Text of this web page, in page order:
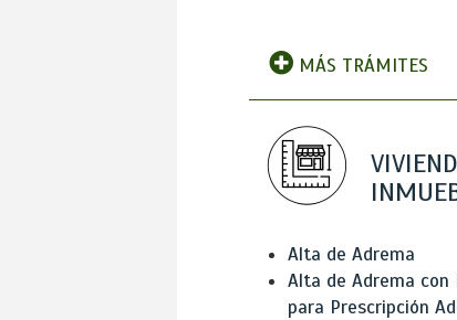
MÁS TRÁMITES
Alta de Adrema
Alta de Adrema con
para Prescripción